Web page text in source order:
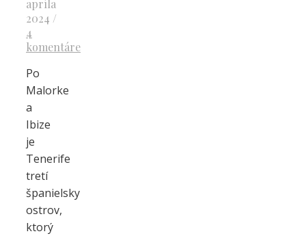
apríla
2024 /
4
komentáre
Po
Malorke
a
Ibize
je
Tenerife
tretí
španielsky
ostrov,
ktorý